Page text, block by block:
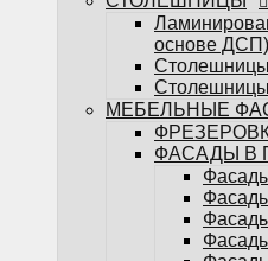
ФАСАДЫ В
ФАСАДЫ
КУХОННЫЕ
КУХОННЫЕ
КУХОННЫЕ
(акрил,
основе ДСП)
Столешницы
Столешницы
МЕБЕЛЬНЫЕ
ФАСАДЫ В